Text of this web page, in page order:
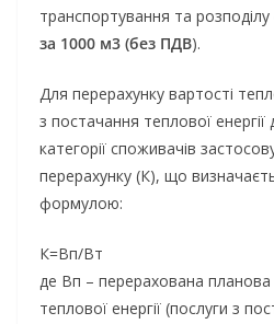
транспортування та розподілу
за 1000 м3 (без ПДВ).
Для перерахунку вартості
з постачання теплової енергії
категорії споживачів
перерахунку (К), що
формулою:
К=Вп/Вт
де Вп – перерахована планова
теплової енергії (послуги з